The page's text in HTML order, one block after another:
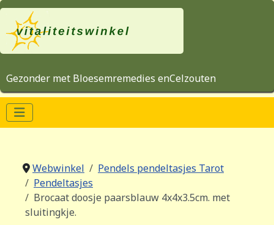
Gezonder met Bloesemremedies enCelzouten
Webwinkel
Pendels pendeltasjes Tarot
Pendeltasjes
Brocaat doosje paarsblauw 4x4x3.5cm. met
sluitingkje.